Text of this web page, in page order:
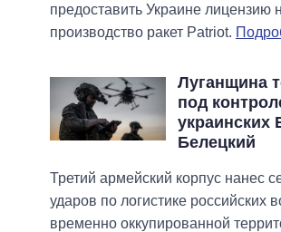
предоставить Украине лицензию
производство ракет Patriot.
Луганщина
под
украинских
Белецкий
Третий армейский корпус нанес
ударов по логистике российских
временно оккупированной